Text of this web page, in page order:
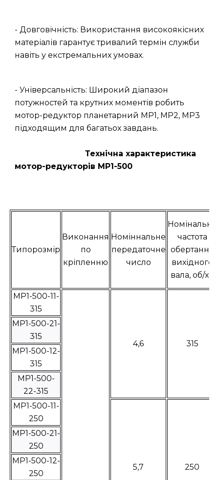
- Довговічність: Використання високоякісних
матеріалів гарантує тривалий термін служби
навіть у екстремальних умовах.
- Універсальність: Широкий діапазон
потужностей та крутних моментів робить
мотор-редуктор планетарний МР1, МР2, МР3
підходящим для багатьох завдань.
Технічна характеристика
мотор-редукторів МР1-500
Типорозмір
Виконання
по
кріпленню
Номіннальне
передаточне
число
Номінальна
частота
обертання
вихідного
вала, об/хв
МР1-500-11-
315
4,6 315
МР1-500-21-
315
МР1-500-12-
315
МР1-500-
22-315
МР1-500-11-
250
5,7 250
МР1-500-21-
250
МР1-500-12-
250